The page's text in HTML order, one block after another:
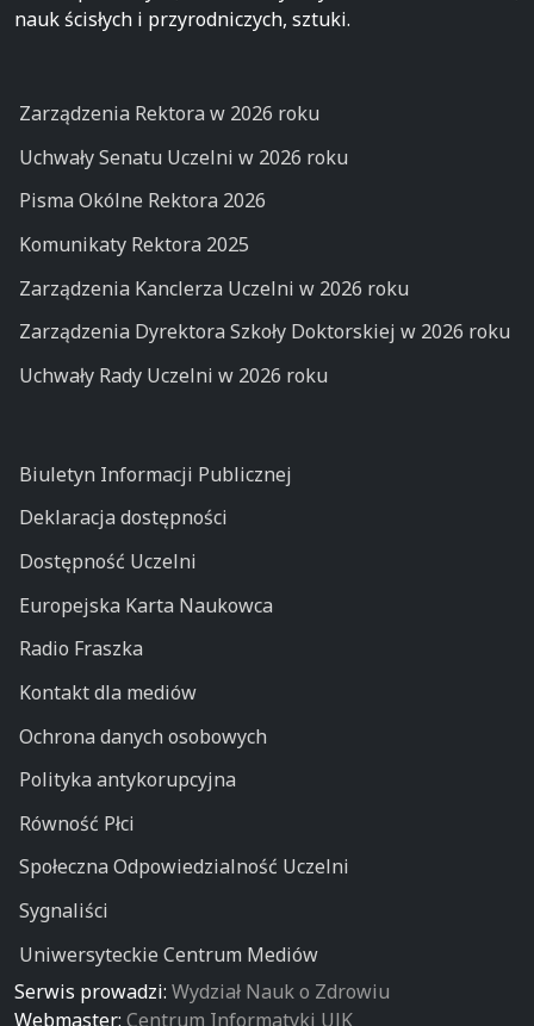
nauk ścisłych i przyrodniczych, sztuki.
Zarządzenia Rektora w 2026 roku
Uchwały Senatu Uczelni w 2026 roku
Pisma Okólne Rektora 2026
Komunikaty Rektora 2025
Zarządzenia Kanclerza Uczelni w 2026 roku
Zarządzenia Dyrektora Szkoły Doktorskiej w 2026 roku
Uchwały Rady Uczelni w 2026 roku
Biuletyn Informacji Publicznej
Deklaracja dostępności
Dostępność Uczelni
Europejska Karta Naukowca
Radio Fraszka
Kontakt dla mediów
Ochrona danych osobowych
Polityka antykorupcyjna
Równość Płci
Społeczna Odpowiedzialność Uczelni
Sygnaliści
Uniwersyteckie Centrum Mediów
Serwis prowadzi: Wydział Nauk o Zdrowiu
Webmaster: Centrum Informatyki UJK